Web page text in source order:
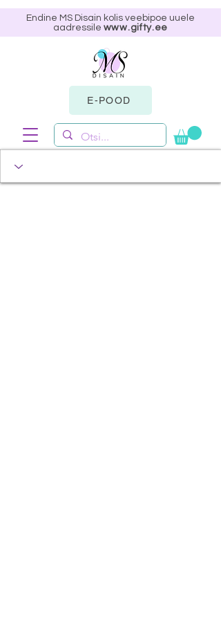
Endine MS Disain kolis veebipoe uuele
aadressile www.gifty.ee
E-POOD